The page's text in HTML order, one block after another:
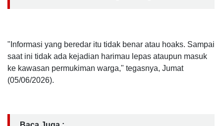
"Informasi yang beredar itu tidak benar atau hoaks. Sampai
saat ini tidak ada kejadian harimau lepas ataupun masuk
ke kawasan permukiman warga," tegasnya, Jumat
(05/06/2026).